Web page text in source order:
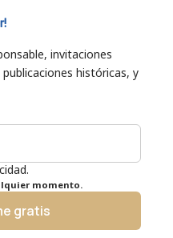
invitaciones
históricas, y
momento.
gratis